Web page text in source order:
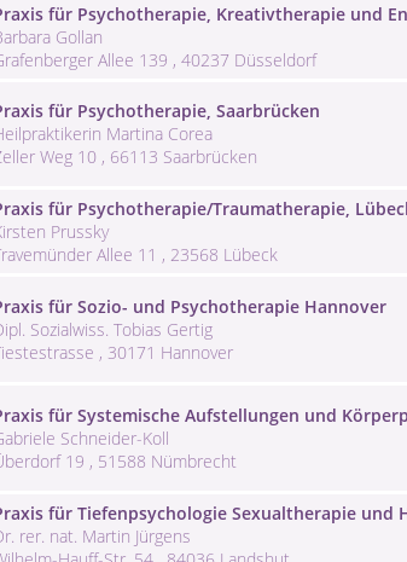
für Psychotherapie, Kreativtherapie und
Gollan
Allee 139 , 40237 Düsseldorf
für Psychotherapie, Saarbrücken
Martina Corea
Weg 10 , 66113 Saarbrücken
für Psychotherapie/Traumatherapie,
Prussky
Allee 11 , 23568 Lübeck
für Sozio- und Psychotherapie Hannover
Sozialwiss. Tobias Gertig
, 30171 Hannover
für Systemische Aufstellungen und
Schneider-Koll
19 , 51588 Nümbrecht
für Tiefenpsychologie Sexualtherapie und
rer. nat. Martin Jürgens